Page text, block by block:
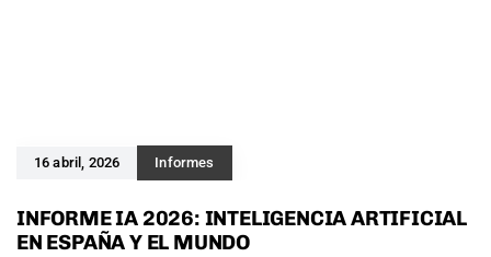
16 abril, 2026 Informes
INFORME IA 2026: INTELIGENCIA ARTIFICIAL
EN ESPAÑA Y EL MUNDO